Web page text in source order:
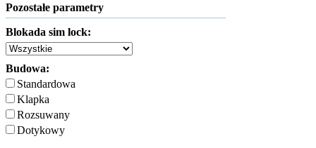
Pozostałe parametry
Blokada sim lock:
Budowa:
Standardowa
Klapka
Rozsuwany
Dotykowy